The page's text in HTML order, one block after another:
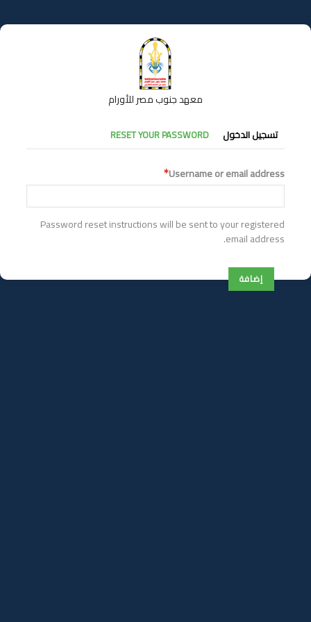
إلى
المحتوى
معهد جنوب مصر للأورام
التبويبات
الأساسية
تسجيل الدخول RESET YOUR PASSWORD
Username or email address
Password reset instructions will be sent to your registered
email address.